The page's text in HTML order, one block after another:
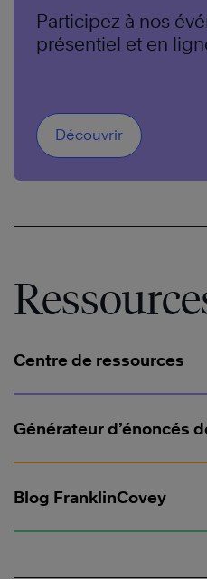
Participez à nos
présentiel et en
Découvrir
Centre de ressources
Générateur d’énoncés
Blog FranklinCovey